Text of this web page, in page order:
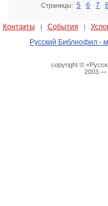
Страницы: 5 6 7
Контакты | События |
Русский Библиофил -
copyright ©
2003 —